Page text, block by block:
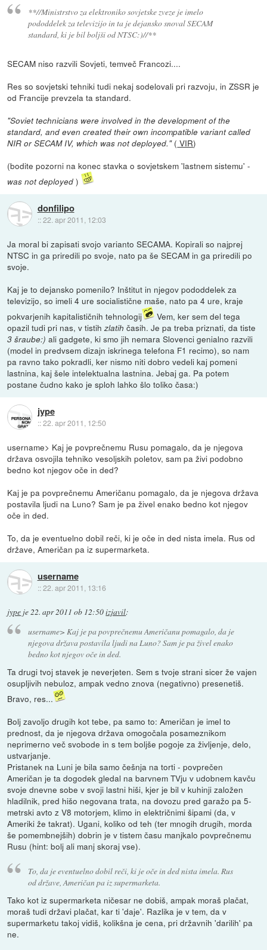
**//Ministrstvo za elektroniko sovjetske zveze je imelo
pododdelek za televizijo in ta je dejansko snoval SECAM
standard, ki je bil boljši od NTSC:)//**
SECAM niso razvili Sovjeti, temveč Francozi....
Res so sovjetski tehniki tudi nekaj sodelovali pri razvoju, in ZSSR je
od Francije prevzela ta standard.
"Soviet technicians were involved in the development of the
standard, and even created their own incompatible variant called
NIR or SECAM IV, which was not deployed."( VIR)
(bodite pozorni na konec stavka o sovjetskem 'lastnem sistemu' -
was not deployed )
donfilipo
::22. apr 2011, 12:03
Ja moral bi zapisati svojo varianto SECAMA. Kopirali so najprej
NTSC in ga priredili po svoje, nato pa še SECAM in ga priredili po
svoje.
Kaj je to dejansko pomenilo? Inštitut in njegov pododdelek za
televizijo, so imeli 4 ure socialistične maše, nato pa 4 ure, kraje
pokvarjenih kapitalističnih tehnologij
Vem, ker sem del tega
opazil tudi pri nas, v tistihzlatih časih. Je pa treba priznati, da tiste
3 šraube:) ali gadgete, ki smo jih nemara Slovenci genialno razvili
(model in predvsem dizajn iskrinega telefona F1 recimo), so nam
pa ravno tako pokradli, ker nismo niti dobro vedeli kaj pomeni
lastnina, kaj šele intelektualna lastnina. Jebaj ga. Pa potem
postane čudno kako je sploh lahko šlo toliko časa:)
jype
::22. apr 2011, 12:50
username> Kaj je povprečnemu Rusu pomagalo, da je njegova
država osvojila tehniko vesoljskih poletov, sam pa živi podobno
bedno kot njegov oče in ded?
Kaj je pa povprečnemu Američanu pomagalo, da je njegova država
postavila ljudi na Luno? Sam je pa živel enako bedno kot njegov
oče in ded.
To, da je eventuelno dobil reči, ki je oče in ded nista imela. Rus od
države, Američan pa iz supermarketa.
username
::22. apr 2011, 13:16
jype je22. apr 2011 ob 12:50izjavil:
username> Kaj je pa povprečnemu Američanu pomagalo, da je
njegova država postavila ljudi na Luno? Sam je pa živel enako
bedno kot njegov oče in ded.
Ta drugi tvoj stavek je neverjeten. Sem s tvoje strani sicer že vajen
osupljivih nebuloz, ampak vedno znova (negativno) presenetiš.
Bravo, res...
Bolj zavoljo drugih kot tebe, pa samo to: Američan je imel to
prednost, da je njegova država omogočala posameznikom
neprimerno več svobode in s tem boljše pogoje za življenje, delo,
ustvarjanje.
Pristanek na Luni je bila samo češnja na torti - povprečen
Američan je ta dogodek gledal na barvnem TVju v udobnem kavču
svoje dnevne sobe v svoji lastni hiši, kjer je bil v kuhinji založen
hladilnik, pred hišo negovana trata, na dovozu pred garažo pa 5-
metrski avto z V8 motorjem, klimo in električnimi šipami (da, v
Ameriki že takrat). Ugani, koliko od teh (ter mnogih drugih, morda
še pomembnejših) dobrin je v tistem času manjkalo povprečnemu
Rusu (hint: bolj ali manj skoraj vse).
To, da je eventuelno dobil reči, ki je oče in ded nista imela. Rus
od države, Američan pa iz supermarketa.
Tako kot iz supermarketa ničesar ne dobiš, ampak moraš plačat,
moraš tudi državi plačat, kar ti 'daje'. Razlika je v tem, da v
supermarketu takoj vidiš, kolikšna je cena, pri državnih 'darilih' pa
ne.